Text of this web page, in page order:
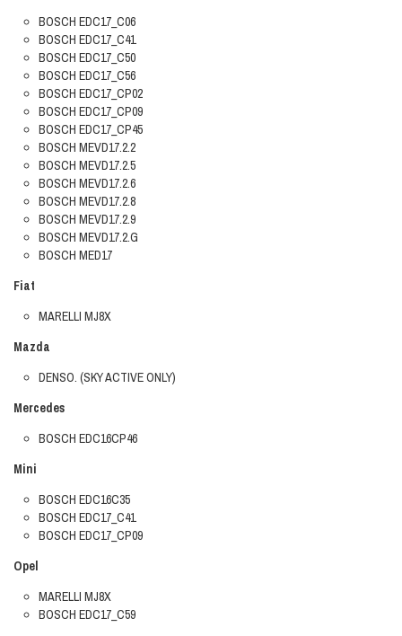
BOSCH EDC17_C06
BOSCH EDC17_C41
BOSCH EDC17_C50
BOSCH EDC17_C56
BOSCH EDC17_CP02
BOSCH EDC17_CP09
BOSCH EDC17_CP45
BOSCH MEVD17.2.2
BOSCH MEVD17.2.5
BOSCH MEVD17.2.6
BOSCH MEVD17.2.8
BOSCH MEVD17.2.9
BOSCH MEVD17.2.G
BOSCH MED17
Fiat
MARELLI MJ8X
Mazda
DENSO. (SKY ACTIVE ONLY)
Mercedes
BOSCH EDC16CP46
Mini
BOSCH EDC16C35
BOSCH EDC17_C41
BOSCH EDC17_CP09
Opel
MARELLI MJ8X
BOSCH EDC17_C59